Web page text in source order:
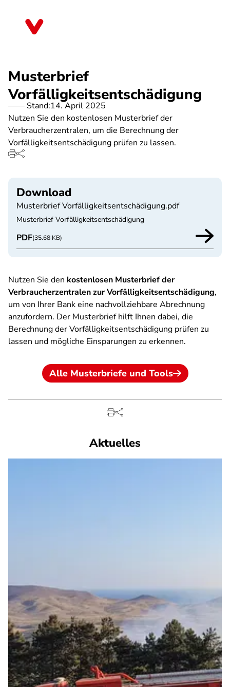
Musterbrief
Vorfälligkeitsentschädigung
Stand:14. April 2025
Nutzen Sie den kostenlosen Musterbrief der
Verbraucherzentralen, um die Berechnung der
Vorfälligkeitsentschädigung prüfen zu lassen.
Download
Musterbrief Vorfälligkeitsentschädigung.pdf
Musterbrief Vorfälligkeitsentschädigung
PDF(35.68 KB)
Nutzen Sie den kostenlosen Musterbrief der
Verbraucherzentralen zur Vorfälligkeitsentschädigung,
um von Ihrer Bank eine nachvollziehbare Abrechnung
anzufordern. Der Musterbrief hilft Ihnen dabei, die
Berechnung der Vorfälligkeitsentschädigung prüfen zu
lassen und mögliche Einsparungen zu erkennen.
Alle Musterbriefe und Tools
Aktuelles